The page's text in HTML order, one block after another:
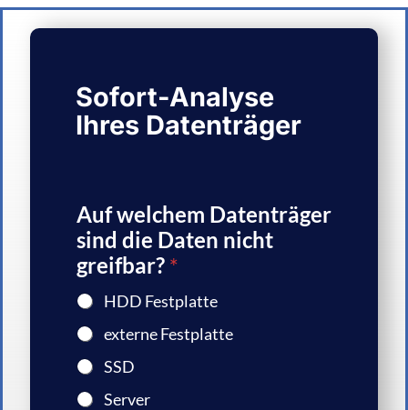
Sofort-Analyse
Ihres Datenträger
Auf welchem Datenträger
sind die Daten nicht
greifbar? *
HDD Festplatte
externe Festplatte
SSD
Server